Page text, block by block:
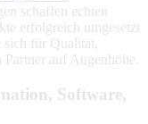
schaffen echten
erfolgreich umgesetzt
für Qualität,
auf Augenhöhe.
Software,